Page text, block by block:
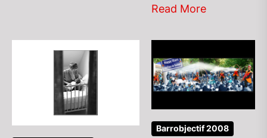
Read More
Barrobjectif 2008